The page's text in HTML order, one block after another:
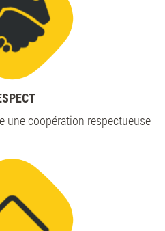
une coopération respectueuse